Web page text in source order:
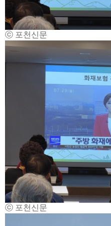
ⓒ 포천신문
ⓒ 포천신문